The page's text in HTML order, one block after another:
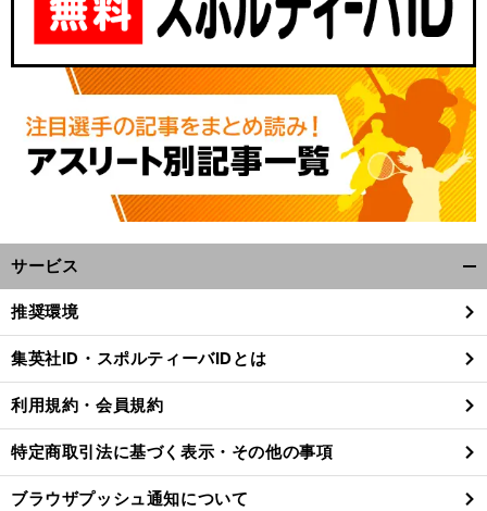
サービス
閉
る
推奨環境
集英社ID・スポルティーバIDとは
利用規約・会員規約
特定商取引法に基づく表示・その他の事項
ブラウザプッシュ通知について